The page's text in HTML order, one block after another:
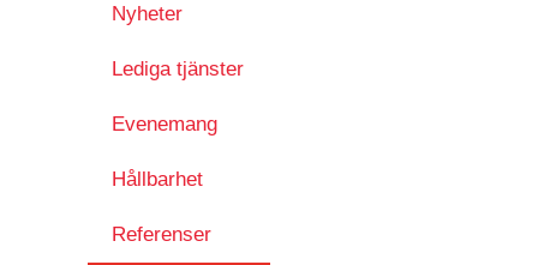
Nyheter
Lediga tjänster
Evenemang
Hållbarhet
Referenser